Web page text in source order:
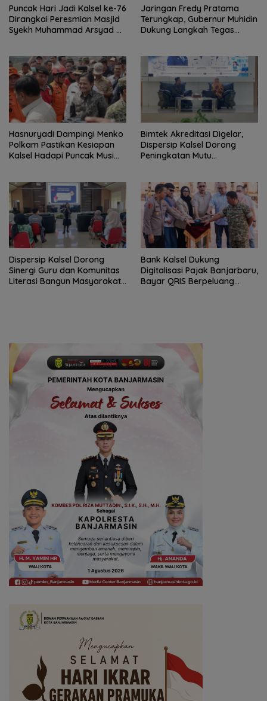
Puncak Hari Jadi Kalsel ke-76
Dirangkai Peresmian Masjid
Syekh Muhammad Arsyad Al
Jaringan Fredy Pratama
Terungkap, Gubernur Muhidin
Dukung Langkah Tegas
Hasnuryadi Dampingi Menko
Polkam Pastikan Kesiapan
Kalsel Hadapi Puncak Musim
Bimtek Akreditasi Digelar,
Dispersip Kalsel Dorong
Peningkatan Mutu
Dispersip Kalsel Dorong
Sinergi Guru dan Komunitas
Literasi Bangun Masyarakat
Bank Kalsel Dukung
Digitalisasi Pajak Banjarbaru,
Bayar QRIS Berpeluang